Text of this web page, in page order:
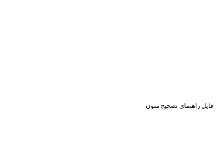
فایل راهنمای تصحیح متون